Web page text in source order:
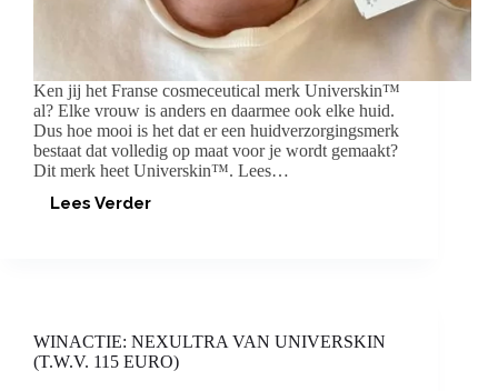
Ken jij het Franse cosmeceutical merk Universkin™
al? Elke vrouw is anders en daarmee ook elke huid.
Dus hoe mooi is het dat er een huidverzorgingsmerk
bestaat dat volledig op maat voor je wordt gemaakt?
Dit merk heet Universkin™. Lees…
Lees VerderUNIVERSKIN™:
WINACTIE: NEXULTRA VAN UNIVERSKIN
(T.W.V. 115 EURO)